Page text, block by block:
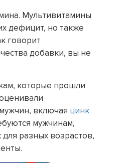
Мультивитамины
дефицит, но также
говорит
добавки, вы не
которые прошли
включая цинк
мужчинам,
разных возрастов,